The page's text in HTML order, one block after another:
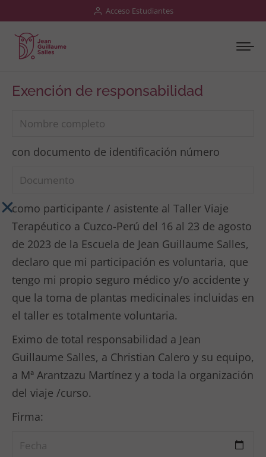
Acceso Estudiantes
Exención de responsabilidad
con documento de identificación número
como participante / asistente al Taller Viaje
Terapéutico a Cuzco-Perú del 16 al 23 de agosto
de 2023 de la Escuela de Jean Guillaume Salles,
declaro que mi participación es voluntaria, que
tengo mi propio seguro médico y/o accidente y
que la toma de plantas medicinales incluidas en
el taller es totalmente voluntaria.
Eximo de total responsabilidad a Jean
Guillaume Salles, a Christian Calero y su equipo,
a Mª Arantzazu Martínez y a toda la organización
del viaje /curso.
Firma: